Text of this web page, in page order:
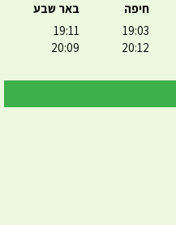
חיפה
19:03
20:12
באר שבע
19:11
20:09